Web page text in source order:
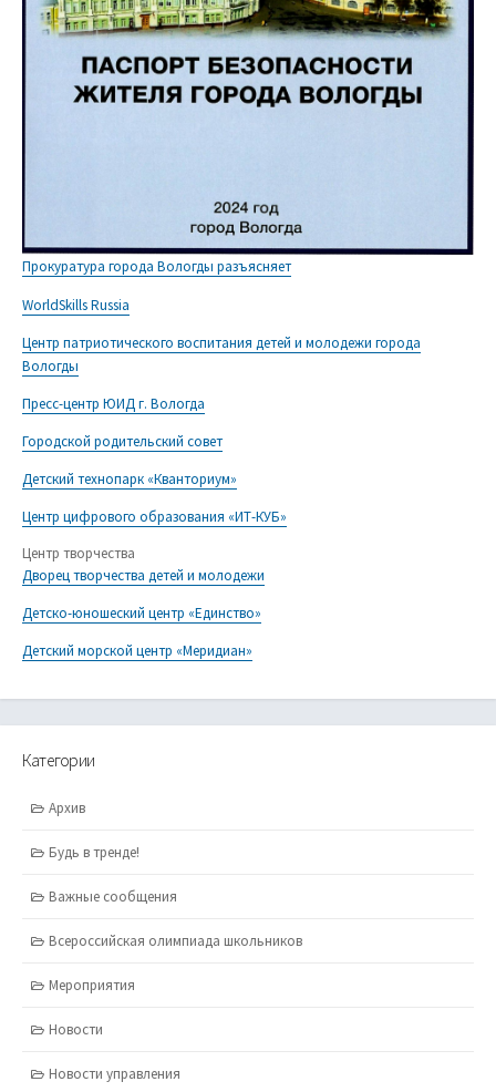
Прокуратура города Вологды разъясняет
WorldSkills Russia
Центр патриотического воспитания детей и молодежи города
Вологды
Пресс-центр ЮИД г. Вологда
Городской родительский совет
Детский технопарк «Кванториум»
Центр цифрового образования «ИТ-КУБ»
Центр творчества
Дворец творчества детей и молодежи
Детско-юношеский центр «Единство»
Детский морской центр «Меридиан»
Категории
Архив
Будь в тренде!
Важные сообщения
Всероссийская олимпиада школьников
Мероприятия
Новости
Новости управления